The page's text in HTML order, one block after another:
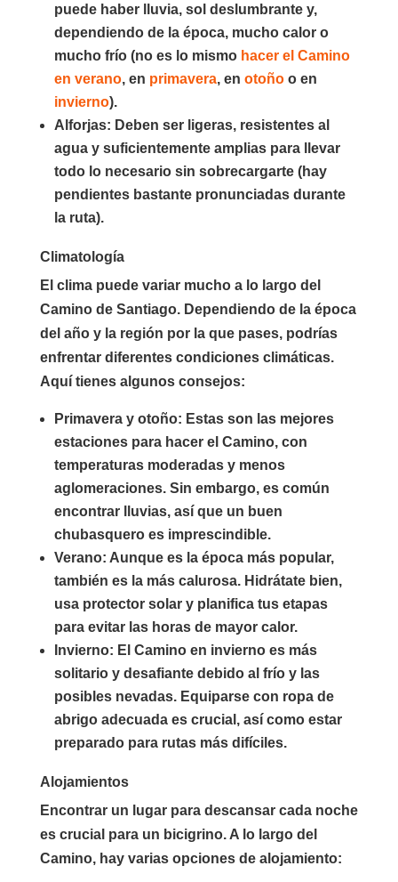
puede haber lluvia, sol deslumbrante y,
dependiendo de la época, mucho calor o
mucho frío (no es lo mismo hacer el Camino
en verano, en primavera, en otoñoo en
invierno).
Alforjas: Deben ser ligeras, resistentes al
agua y suficientemente amplias para llevar
todo lo necesario sin sobrecargarte (hay
pendientes bastante pronunciadas durante
la ruta).
Climatología
El clima puede variar mucho a lo largo del
Camino de Santiago. Dependiendo de la época
del año y la región por la que pases, podrías
enfrentar diferentes condiciones climáticas.
Aquí tienes algunos consejos:
Primavera y otoño: Estas son las mejores
estaciones para hacer el Camino, con
temperaturas moderadas y menos
aglomeraciones. Sin embargo, es común
encontrar lluvias, así que un buen
chubasquero es imprescindible.
Verano: Aunque es la época más popular,
también es la más calurosa. Hidrátate bien,
usa protector solar y planifica tus etapas
para evitar las horas de mayor calor.
Invierno: El Camino en invierno es más
solitario y desafiante debido al frío y las
posibles nevadas. Equiparse con ropa de
abrigo adecuada es crucial, así como estar
preparado para rutas más difíciles.
Alojamientos
Encontrar un lugar para descansar cada noche
es crucial para un bicigrino. A lo largo del
Camino, hay varias opciones de alojamiento: